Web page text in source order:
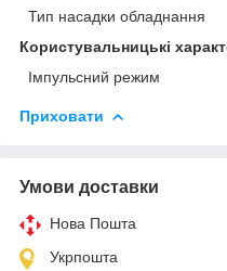
Тип насадки обладнання
Користувальницькі
Імпульсний режим
Приховати
Умови доставки
Нова Пошта
Укрпошта